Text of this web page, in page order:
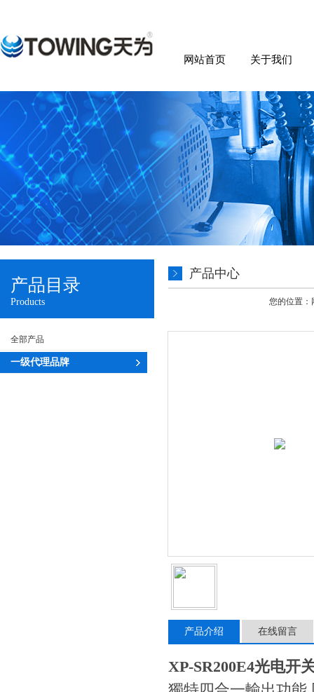
网站首页 关于我们
产品目录
Products
全部产品
一级代理品牌
产品中心
您的位置：
产品介绍 在线留言
XP-SR200E4光电开